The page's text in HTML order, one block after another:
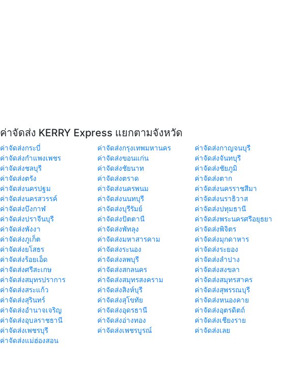
ค่าจัดส่ง KERRY Express แยกตามจังหวัด
ค่าจัดส่งกระบี่ ค่าจัดส่งกรุงเทพมหานคร ค่าจัดส่งกาญจนบุรี
ค่าจัดส่งกำแพงเพชร
ค่าจัดส่งขอนแก่น ค่าจัดส่งจันทบุรี
ค่าจัดส่งชลบุรี
ค่าจัดส่งชัยนาท ค่าจัดส่งชัยภูมิ
ค่าจัดส่งตรัง
ค่าจัดส่งตราด ค่าจัดส่งตาก
ค่าจัดส่งนครปฐม
ค่าจัดส่งนครพนม ค่าจัดส่งนครราชสีมา
ค่าจัดส่งนครสวรรค์
ค่าจัดส่งนนทบุรี ค่าจัดส่งนราธิวาส
ค่าจัดส่งบึงกาฬ
ค่าจัดส่งบุรีรัมย์ ค่าจัดส่งปทุมธานี
ค่าจัดส่งปราจีนบุรี
ค่าจัดส่งปัตตานี ค่าจัดส่งพระนครศรีอยุธยา
ค่าจัดส่งพังงา
ค่าจัดส่งพัทลุง ค่าจัดส่งพิจิตร
ค่าจัดส่งภูเก็ต
ค่าจัดส่งมหาสารคาม ค่าจัดส่งมุกดาหาร
ค่าจัดส่งยโสธร
ค่าจัดส่งระนอง ค่าจัดส่งระยอง
ค่าจัดส่งร้อยเอ็ด
ค่าจัดส่งลพบุรี ค่าจัดส่งลำปาง
ค่าจัดส่งศรีสะเกษ
ค่าจัดส่งสกลนคร ค่าจัดส่งสงขลา
ค่าจัดส่งสมุทรปราการ
ค่าจัดส่งสมุทรสงคราม ค่าจัดส่งสมุทรสาคร
ค่าจัดส่งสระแก้ว
ค่าจัดส่งสิงห์บุรี ค่าจัดส่งสุพรรณบุรี
ค่าจัดส่งสุรินทร์
ค่าจัดส่งสุโขทัย ค่าจัดส่งหนองคาย
ค่าจัดส่งอำนาจเจริญ
ค่าจัดส่งอุดรธานี ค่าจัดส่งอุตรดิตถ์
ค่าจัดส่งอุบลราชธานี
ค่าจัดส่งอ่างทอง ค่าจัดส่งเชียงราย
ค่าจัดส่งเพชรบุรี
ค่าจัดส่งเพชรบูรณ์ ค่าจัดส่งเลย
ค่าจัดส่งแม่ฮ่องสอน